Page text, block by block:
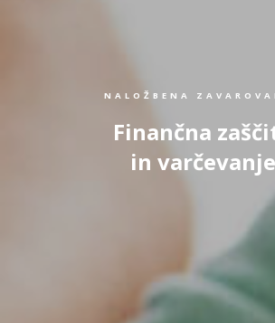
NALOŽBENA
Finančna
in varčevanje